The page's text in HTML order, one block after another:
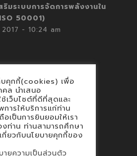
ริมระบบการจัดการพลังงานใน
50001)
- 10:24 am
คคล
บคุกกี้(cookies) เพื่อ
ล นำเสนอ
เว็บไซต์ที่ดีที่สุดและ
ารให้บริการแก่ท่าน
อเป็นการยินยอมให้เรา
ท่าน ท่านสามารถศึกษา
กี่ยวกับนโยบายคุกกี้ของ
ายความเป็นส่วนตัว